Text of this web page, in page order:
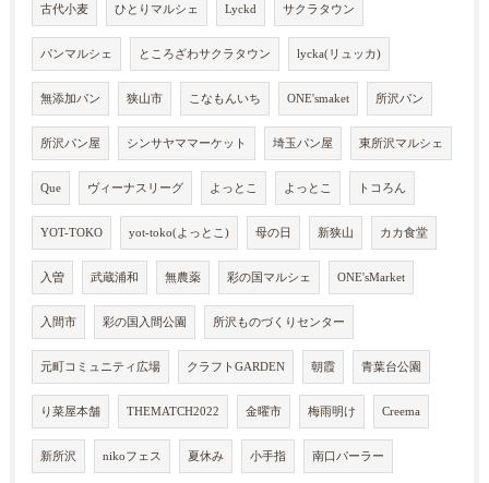
古代小麦 ひとりマルシェ Lyckd サクラタウン
パンマルシェ ところざわサクラタウン lycka(リュッカ)
無添加パン 狭山市 こなもんいち ONE'smaket 所沢パン
所沢パン屋 シンサヤママーケット 埼玉パン屋 東所沢マルシェ
Que ヴィーナスリーグ よっとこ よっとこ トコろん
YOT-TOKO yot-toko(よっとこ) 母の日 新狭山 カカ食堂
入曽 武蔵浦和 無農薬 彩の国マルシェ ONE'sMarket
入間市 彩の国入間公園 所沢ものづくりセンター
元町コミュニティ広場 クラフトGARDEN 朝霞 青葉台公園
り菜屋本舗 THEMATCH2022 金曜市 梅雨明け Creema
新所沢 nikoフェス 夏休み 小手指 南口パーラー